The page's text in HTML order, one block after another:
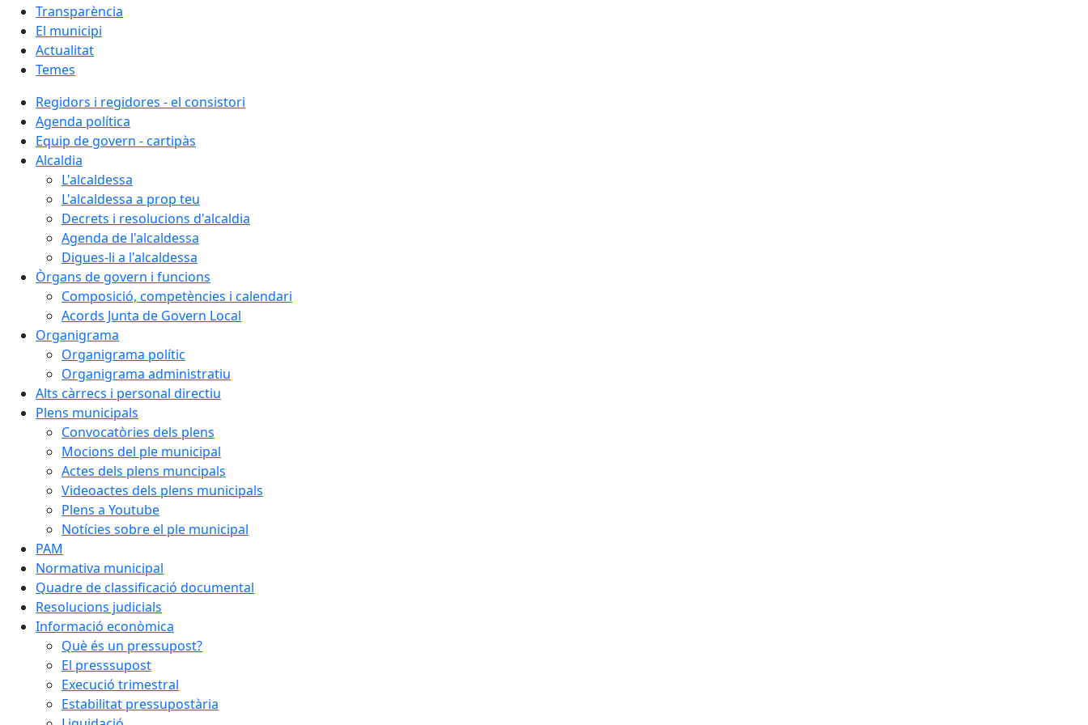
Transparència
El municipi
Actualitat
Temes
Regidors i regidores - el consistori
Agenda política
Equip de govern - cartipàs
Alcaldia
L'alcaldessa
L'alcaldessa a prop teu
Decrets i resolucions d'alcaldia
Agenda de l'alcaldessa
Digues-li a l'alcaldessa
Òrgans de govern i funcions
Composició, competències i calendari
Acords Junta de Govern Local
Organigrama
Organigrama polític
Organigrama administratiu
Alts càrrecs i personal directiu
Plens municipals
Convocatòries dels plens
Mocions del ple municipal
Actes dels plens muncipals
Videoactes dels plens municipals
Plens a Youtube
Notícies sobre el ple municipal
PAM
Normativa municipal
Quadre de classificació documental
Resolucions judicials
Informació econòmica
Què és un pressupost?
El presssupost
Execució trimestral
Estabilitat pressupostària